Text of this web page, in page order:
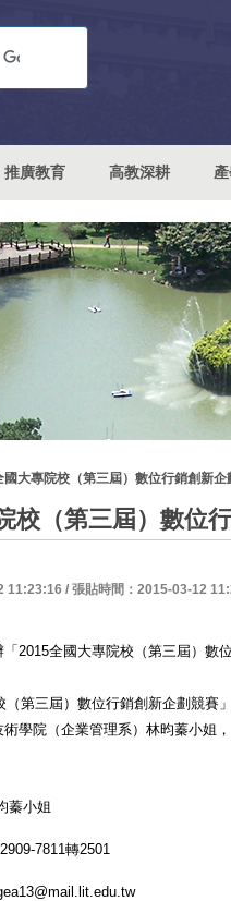
推廣教育 高教深耕
國大專院校（第三屆）數位行銷創新企
校（第三屆）數位
11:23:16 / 張貼時間：2015-03-12
2015全國大專院校（第三屆）數
（第三屆）數位行銷創新企劃競賽
學院（企業管理系）林昀蓁小姐
蓁小姐
7811轉2501